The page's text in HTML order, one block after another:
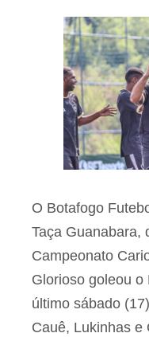
O Botafogo
Taça Guanabara,
Campeonato
Glorioso goleou
último sábado
Cauê, Lukinhas e